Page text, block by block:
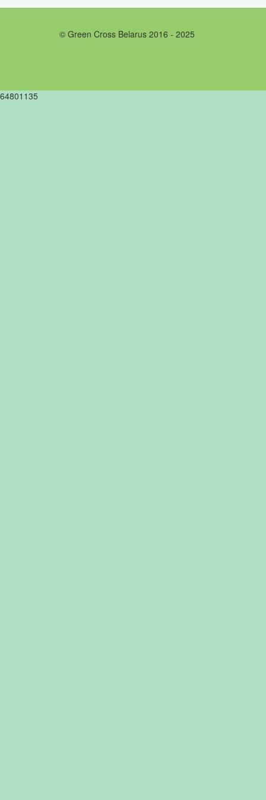
© Green Cross Belarus 2016 - 2025
64801135